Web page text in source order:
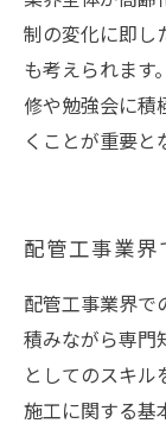
制の変化に即し
も考えられます
修や勉強会に積
くことが重要と
配管工事業界
配管工事業界で
積みながら専門
としてのスキル
施工に関する基